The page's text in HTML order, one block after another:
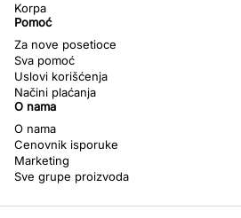
Korpa
Pomoć
Za nove posetioce
Sva pomoć
Uslovi korišćenja
Načini plaćanja
O nama
O nama
Cenovnik isporuke
Marketing
Sve grupe proizvoda